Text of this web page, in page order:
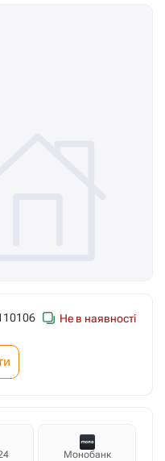
Не в наявності
Монобанк